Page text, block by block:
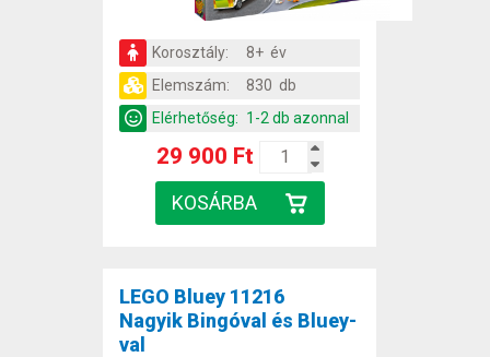
Korosztály:
8+ év
Elemszám:
830 db
Elérhetőség: 1-2 db azonnal
29 900 Ft
LEGO Bluey 11216
Nagyik Bingóval és Bluey-
val